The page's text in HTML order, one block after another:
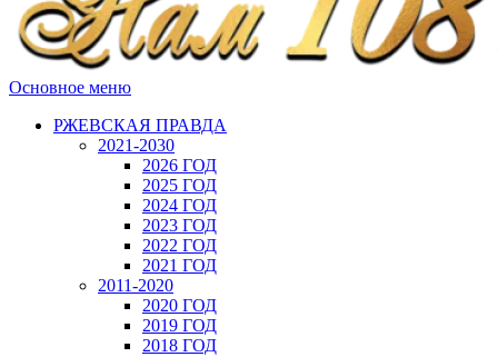
Основное меню
РЖЕВСКАЯ ПРАВДА
2021-2030
2026 ГОД
2025 ГОД
2024 ГОД
2023 ГОД
2022 ГОД
2021 ГОД
2011-2020
2020 ГОД
2019 ГОД
2018 ГОД